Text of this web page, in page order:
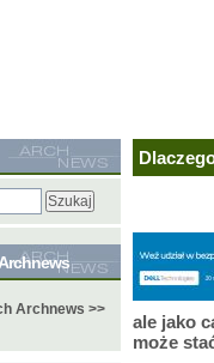
ale jako
może
Archnews >>